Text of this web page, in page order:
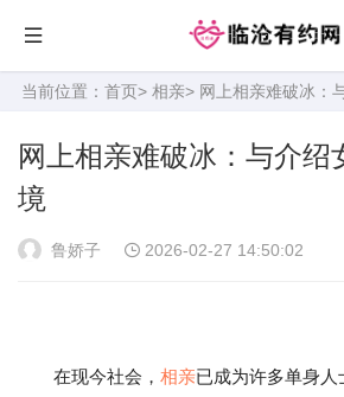
当前位置： 首页> 相亲> 网上相亲难破冰：
网上相亲难破冰：与介绍
境
鲁娇子 2026-02-27 14:50:02
在现今社会， 相亲已成为许多单身人